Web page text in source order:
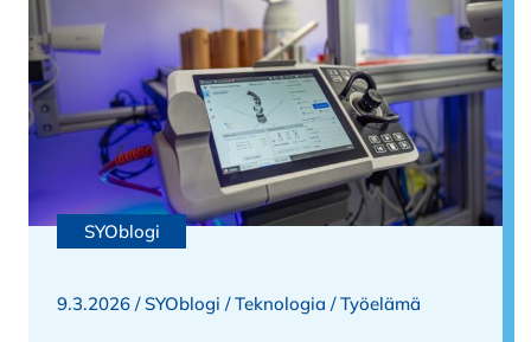
SYOblogi
9.3.2026 /SYOblogi /Teknologia /Työelämä